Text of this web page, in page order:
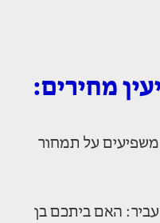
מחירים:
על תמחור
האם ביתכם בן